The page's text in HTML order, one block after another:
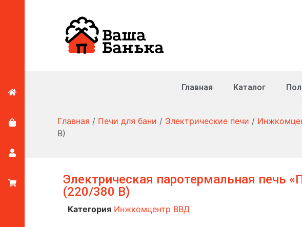
Главная Каталог
Главная / Печи для бани / Электрические печи /
В)
Электрическая паротермальная печь
(220/380 В)
Категория Инжкомцентр ВВД